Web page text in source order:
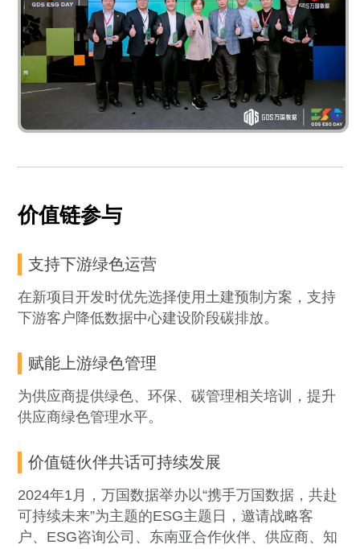
价值链参与
支持下游绿色运营
在新项目开发时优先选择使用土建预制方案，支持
下游客户降低数据中心建设阶段碳排放。
赋能上游绿色管理
为供应商提供绿色、环保、碳管理相关培训，提升
供应商绿色管理水平。
价值链伙伴共话可持续发展
2024年1月，万国数据举办以“携手万国数据，共赴
可持续未来”为主题的ESG主题日，邀请战略客
户、ESG咨询公司、东南亚合作伙伴、供应商、知